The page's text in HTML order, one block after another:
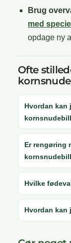
Brug
med
opdage ny
Ofte
Hvordan
Er rengøring
Hvilke
Hvordan kan